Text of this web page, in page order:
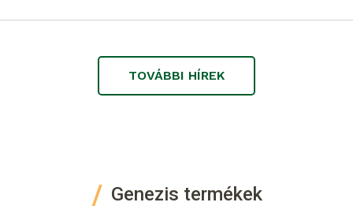
TOVÁBBI HÍREK
Genezis termékek